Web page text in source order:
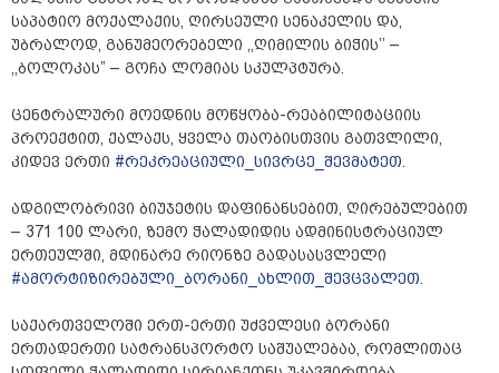
საპატიო მოქალაქის, ღირსეული სენაკელის და,
უბრალოდ, განუმეორებელი ,,ღიმილის ბიჭის’’ –
,,ბოლოკას” – გოჩა ლომიას სკულპტურა.
ცენტრალური მოედნის მოწყობა-რეაბილიტაციის
პროექტით, ქალაქს, ყველა თაობისთვის გათვლილი,
კიდევ ერთი #რეკრეაციული_სივრცე_შევმატეთ.
ადგილობრივი ბიუჯეტის დაფინანსებით, ღირებულებით
– 371 100 ლარი, ზემო ჭალადიდის ადმინისტრაციულ
ერთეულში, მდინარე რიონზე გადასასვლელი
#ამორტიზირებული_ბორანი_ახლით_შევცვალეთ.
საქართველოში ერთ-ერთი უძველესი ბორანი
ერთადერთი სატრანსპორტო საშუალებაა, რომლითაც